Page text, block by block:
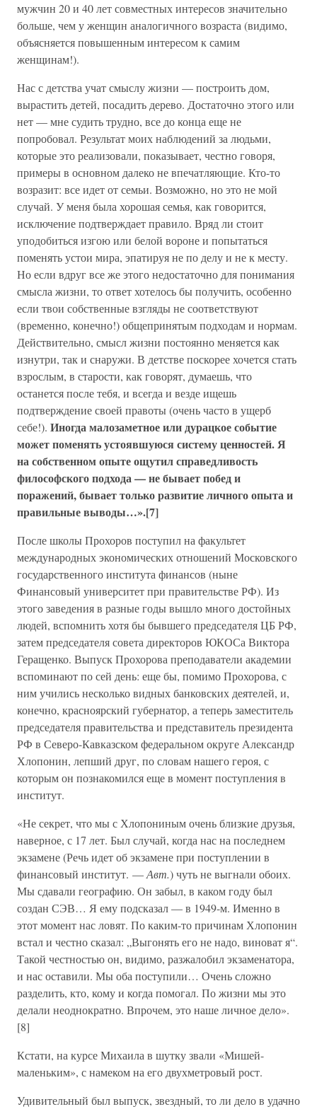
мужчин 20 и 40 лет совместных интересов значительно
больше, чем у женщин аналогичного возраста (видимо,
объясняется повышенным интересом к самим
женщинам!).
Нас с детства учат смыслу жизни — построить дом,
вырастить детей, посадить дерево. Достаточно этого или
нет — мне судить трудно, все до конца еще не
попробовал. Результат моих наблюдений за людьми,
которые это реализовали, показывает, честно говоря,
примеры в основном далеко не впечатляющие. Кто-то
возразит: все идет от семьи. Возможно, но это не мой
случай. У меня была хорошая семья, как говорится,
исключение подтверждает правило. Вряд ли стоит
уподобиться изгою или белой вороне и попытаться
поменять устои мира, эпатируя не по делу и не к месту.
Но если вдруг все же этого недостаточно для понимания
смысла жизни, то ответ хотелось бы получить, особенно
если твои собственные взгляды не соответствуют
(временно, конечно!) общепринятым подходам и нормам.
Действительно, смысл жизни постоянно меняется как
изнутри, так и снаружи. В детстве поскорее хочется стать
взрослым, в старости, как говорят, думаешь, что
останется после тебя, и всегда и везде ищешь
подтверждение своей правоты (очень часто в ущерб
себе!). Иногда малозаметное или дурацкое событие
может поменять устоявшуюся систему ценностей. Я
на собственном опыте ощутил справедливость
философского подхода — не бывает побед и
поражений, бывает только развитие личного опыта и
правильные выводы…».[7]
После школы Прохоров поступил на факультет
международных экономических отношений Московского
государственного института финансов (ныне
Финансовый университет при правительстве РФ). Из
этого заведения в разные годы вышло много достойных
людей, вспомнить хотя бы бывшего председателя ЦБ РФ,
затем председателя совета директоров ЮКОСа Виктора
Геращенко. Выпуск Прохорова преподаватели академии
вспоминают по сей день: еще бы, помимо Прохорова, с
ним учились несколько видных банковских деятелей, и,
конечно, красноярский губернатор, а теперь заместитель
председателя правительства и представитель президента
РФ в Северо-Кавказском федеральном округе Александр
Хлопонин, лепший друг, по словам нашего героя, с
которым он познакомился еще в момент поступления в
институт.
«Не секрет, что мы с Хлопониным очень близкие друзья,
наверное, с 17 лет. Был случай, когда нас на последнем
экзамене (Речь идет об экзамене при поступлении в
финансовый институт. —Авт.) чуть не выгнали обоих.
Мы сдавали географию. Он забыл, в каком году был
создан СЭВ… Я ему подсказал — в 1949-м. Именно в
этот момент нас ловят. По каким-то причинам Хлопонин
встал и честно сказал: „Выгонять его не надо, виноват я“.
Такой честностью он, видимо, разжалобил экзаменатора,
и нас оставили. Мы оба поступили… Очень сложно
разделить, кто, кому и когда помогал. По жизни мы это
делали неоднократно. Впрочем, это наше личное дело».
[8]
Кстати, на курсе Михаила в шутку звали «Мишей-
маленьким», с намеком на его двухметровый рост.
Удивительный был выпуск, звездный, то ли дело в удачно